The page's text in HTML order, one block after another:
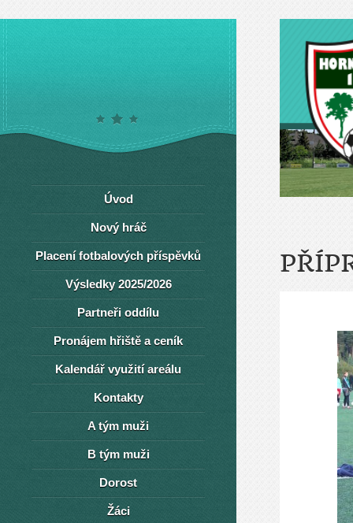
Úvod
Nový hráč
Placení fotbalových příspěvků
Výsledky 2025/2026
Partneři oddílu
Pronájem hřiště a ceník
Kalendář využití areálu
Kontakty
A tým muži
B tým muži
Dorost
Žáci